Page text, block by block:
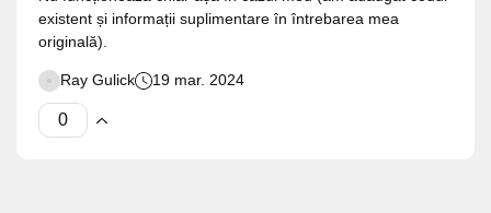
existent și informații suplimentare în întrebarea mea
originală).
Ray Gulick 19 mar. 2024